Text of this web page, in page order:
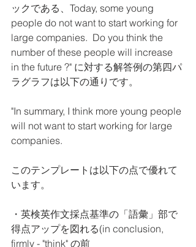
ックである、Today, some young
people do not want to start working for
large companies.  Do you think the
number of these people will increase
in the future ?" に対する解答例の第四パ
ラグラフは以下の通りです。
"In summary, I think more young people
will not want to start working for large
companies.
このテンプレートは以下の点で優れて
います。
・英検英作文採点基準の「語彙」部で
得点アップを図れる(in conclusion,
firmly - "think" の前